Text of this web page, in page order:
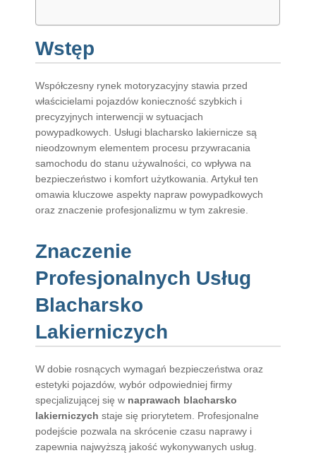
Wstęp
Współczesny rynek motoryzacyjny stawia przed
właścicielami pojazdów konieczność szybkich i
precyzyjnych interwencji w sytuacjach
powypadkowych. Usługi blacharsko lakiernicze są
nieodzownym elementem procesu przywracania
samochodu do stanu używalności, co wpływa na
bezpieczeństwo i komfort użytkowania. Artykuł ten
omawia kluczowe aspekty napraw powypadkowych
oraz znaczenie profesjonalizmu w tym zakresie.
Znaczenie
Profesjonalnych Usług
Blacharsko
Lakierniczych
W dobie rosnących wymagań bezpieczeństwa oraz
estetyki pojazdów, wybór odpowiedniej firmy
specjalizującej się w naprawach blacharsko
lakierniczych staje się priorytetem. Profesjonalne
podejście pozwala na skrócenie czasu naprawy i
zapewnia najwyższą jakość wykonywanych usług.